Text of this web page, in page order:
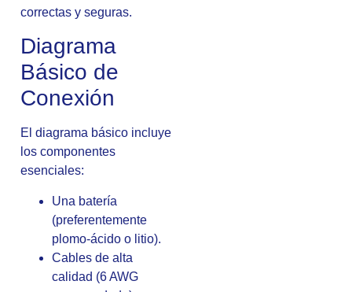
correctas y seguras.
Diagrama
Básico de
Conexión
El diagrama básico incluye
los componentes
esenciales:
Una batería
(preferentemente
plomo-ácido o litio).
Cables de alta
calidad (6 AWG